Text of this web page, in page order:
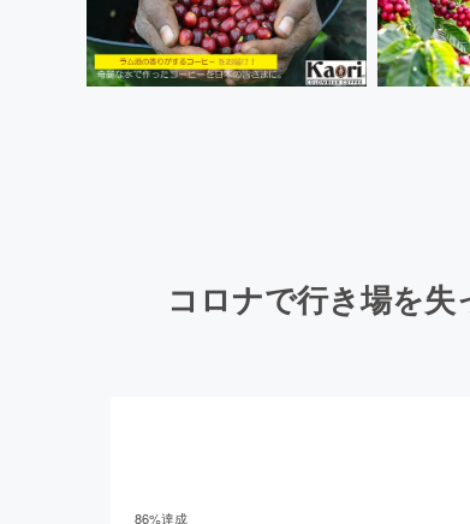
コロナで行き場を
86%達成